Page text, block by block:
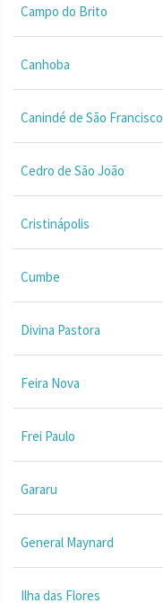
Campo do Brito
Canhoba
Canindé de São Francisco
Cedro de São João
Cristinápolis
Cumbe
Divina Pastora
Feira Nova
Frei Paulo
Gararu
General Maynard
Ilha das Flores